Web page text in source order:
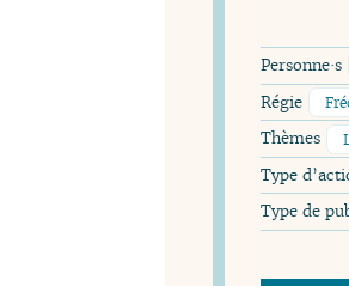
Personne·s
Régie
Thèmes
Type
Type de